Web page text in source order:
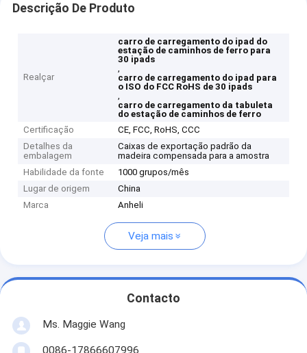
Descrição De Produto
Realçar
carro de carregamento do ipad do
estação de caminhos de ferro para
30 ipads
,
carro de carregamento do ipad para
o ISO do FCC RoHS de 30 ipads
,
carro de carregamento da tabuleta
do estação de caminhos de ferro
Certificação
CE, FCC, RoHS, CCC
Detalhes da
embalagem
Caixas de exportação padrão da
madeira compensada para a amostra
Habilidade da fonte
1000 grupos/mês
Lugar de origem
China
Marca
Anheli
Veja mais
Contacto
Ms. Maggie Wang
0086-17866607996